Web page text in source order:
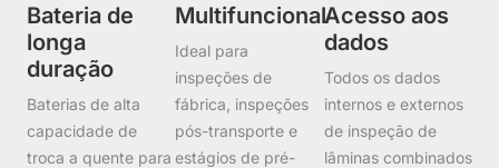
Bateria de
longa
duração
Baterias de alta
capacidade de
troca a quente para
Multifuncional
Ideal para
inspeções de
fábrica, inspeções
pós-transporte e
estágios de pré-
Acesso aos
dados
Todos os dados
internos e externos
de inspeção de
lâminas combinados